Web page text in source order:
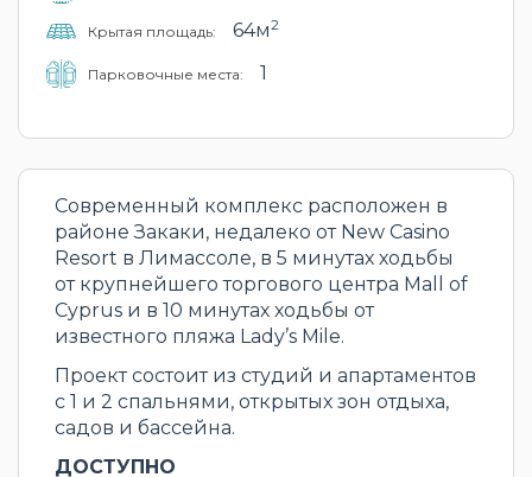
Крытая площадь: 64м2
Парковочные места: 1
Современный комплекс расположен в
районе Закаки, ​​недалеко от New Casino
Resort в Лимассоле, в 5 минутах ходьбы
от крупнейшего торгового центра Mall of
Cyprus и в 10 минутах ходьбы от
известного пляжа Lady’s Mile.
Проект состоит из студий и апартаментов
с 1 и 2 спальнями, открытых зон отдыха,
садов и бассейна.
ДОСТУПНО